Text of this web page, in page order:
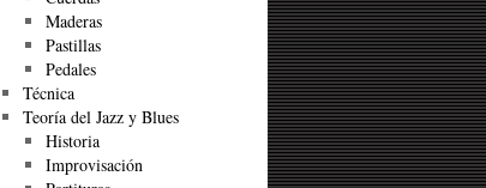
Maderas
Pastillas
Pedales
Técnica
Teoría del Jazz y Blues
Historia
Improvisación